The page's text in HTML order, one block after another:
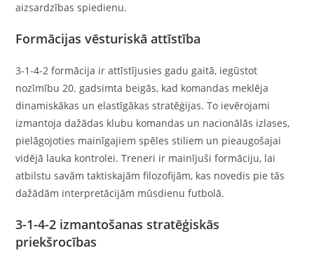
aizsardzības spiedienu.
Formācijas vēsturiskā attīstība
3-1-4-2 formācija ir attīstījusies gadu gaitā, iegūstot
nozīmību 20. gadsimta beigās, kad komandas meklēja
dinamiskākas un elastīgākas stratēģijas. To ievērojami
izmantoja dažādas klubu komandas un nacionālās izlases,
pielāgojoties mainīgajiem spēles stiliem un pieaugošajai
vidējā lauka kontrolei. Treneri ir mainījuši formāciju, lai
atbilstu savām taktiskajām filozofijām, kas novedis pie tās
dažādām interpretācijām mūsdienu futbolā.
3-1-4-2 izmantošanas stratēģiskās
priekšrocības